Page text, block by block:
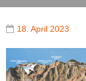
18. April 2023